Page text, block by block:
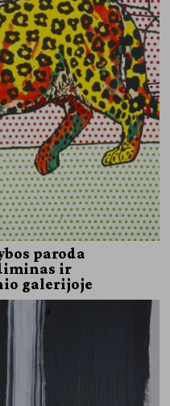
paroda
ir
galerijoje